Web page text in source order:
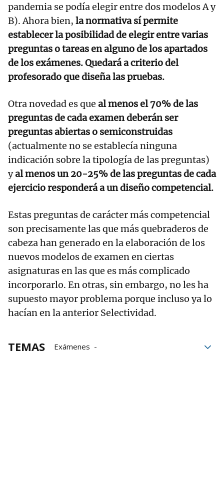
pandemia se podía elegir entre dos modelos A y
B). Ahora bien, la normativa sí permite
establecer la posibilidad de elegir entre varias
preguntas o tareas en alguno de los apartados
de los exámenes. Quedará a criterio del
profesorado que diseña las pruebas.
Otra novedad es que al menos el 70% de las
preguntas de cada examen deberán ser
preguntas abiertas o semiconstruidas
(actualmente no se establecía ninguna
indicación sobre la tipología de las preguntas)
yal menos un 20-25% de las preguntas de cada
ejercicio responderá a un diseño competencial.
Estas preguntas de carácter más competencial
son precisamente las que más quebraderos de
cabeza han generado en la elaboración de los
nuevos modelos de examen en ciertas
asignaturas en las que es más complicado
incorporarlo. En otras, sin embargo, no les ha
supuesto mayor problema porque incluso ya lo
hacían en la anterior Selectividad.
TEMAS
Exámenes